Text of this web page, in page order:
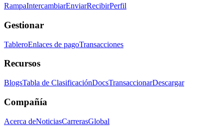
RampaIntercambiarEnviarRecibirPerfil
Gestionar
TableroEnlaces de pagoTransacciones
Recursos
BlogsTabla de ClasificaciónDocsTransaccionarDescargar
Compañía
Acerca deNoticiasCarrerasGlobal